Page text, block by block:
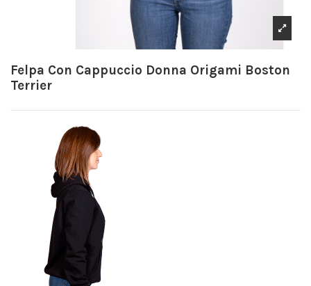
Felpa Con Cappuccio Donna Origami Boston
Terrier